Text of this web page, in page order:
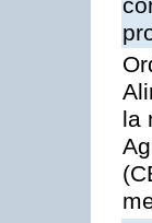
la